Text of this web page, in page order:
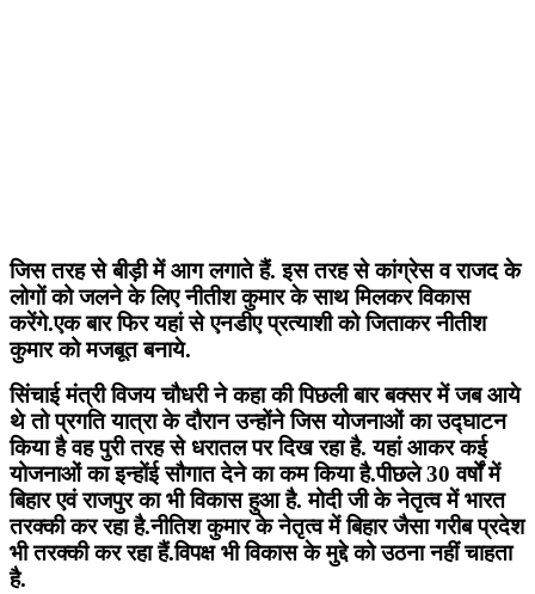
जिस तरह से बीड़ी में आग लगाते हैं. इस तरह से कांग्रेस व राजद के
लोगों को जलने के लिए नीतीश कुमार के साथ मिलकर विकास
करेंगे.एक बार फिर यहां से एनडीए प्रत्याशी को जिताकर नीतीश
कुमार को मजबूत बनाये.
सिंचाई मंत्री विजय चौधरी ने कहा की पिछली बार बक्सर में जब आये
थे तो प्रगति यात्रा के दौरान उन्होंने जिस योजनाओं का उद्घाटन
किया है वह पुरी तरह से धरातल पर दिख रहा है. यहां आकर कई
योजनाओं का इन्होंई सौगात देने का कम किया है.पीछले 30 वर्षों में
बिहार एवं राजपुर का भी विकास हुआ है. मोदी जी के नेतृत्व में भारत
तरक्की कर रहा है.नीतिश कुमार के नेतृत्व में बिहार जैसा गरीब प्रदेश
भी तरक्की कर रहा हैं.विपक्ष भी विकास के मुद्दे को उठना नहीं चाहता
है.